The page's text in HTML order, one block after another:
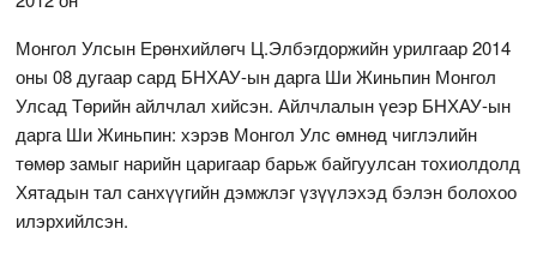
Монгол Улсын Ерөнхийлөгч Ц.Элбэгдоржийн урилгаар 2014
оны 08 дугаар сард БНХАУ-ын дарга Ши Жиньпин Монгол
Улсад Төрийн айлчлал хийсэн. Айлчлалын үеэр БНХАУ-ын
дарга Ши Жиньпин: хэрэв Монгол Улс өмнөд чиглэлийн
төмөр замыг нарийн царигаар барьж байгуулсан тохиолдолд
Хятадын тал санхүүгийн дэмжлэг үзүүлэхэд бэлэн болохоо
илэрхийлсэн.